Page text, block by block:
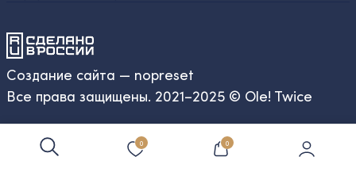
0 0
Создание сайта — nopreset
Все права защищены. 2021–2025 © Ole! Twice